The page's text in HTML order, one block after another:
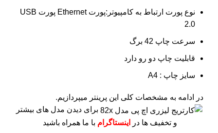
نوع پورت ارتباط به کامپیوتر:پورت Ethernet پورت USB
2.0
سرعت چاپ 42 برگ
قابلیت چاپ دو رو دارد
سایز چاپ : A4
در ادامه به مشخصات کلی این پرینتر میپردازیم.
برای دیدن مدل های بیشتر
و تخفیف ها در
اینستاگرام با ما همراه باشید